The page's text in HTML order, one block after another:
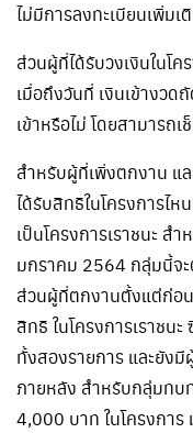
ไม่มีการลงทะเบียนเพิ่มเ
ส่วนผู้ที่ได้รับวงเงินในโ
เมื่อถึงวันที่ เงินเข้างวด
เข้าหรือไม่ โดยสามารถ
สำหรับผู้ที่เพิ่งตกงาน แล
ได้รับสิทธิในโครงการไ
เป็นโครงการเราชนะ
มกราคม 2564 กลุ่มนี้จะ
ส่วนผู้ที่ตกงานตั้งแต่ก่อ
สิทธิ ในโครงการเราชน
ทั้งสองรายการ และยังมี
ภายหลัง สำหรับกลุ่มทบ
4,000 บาท ในโครงกา